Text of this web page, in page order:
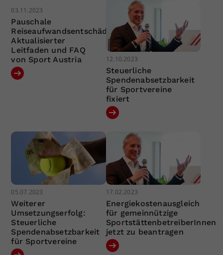
03.11.2023
Pauschale
Reiseaufwandsentschädigung:
Aktualisierter
Leitfaden und FAQ
von Sport Austria
12.10.2023
Steuerliche
Spendenabsetzbarkeit
für Sportvereine
fixiert
05.07.2023
Weiterer
Umsetzungserfolg:
Steuerliche
Spendenabsetzbarkeit
für Sportvereine
17.02.2023
Energiekostenausgleich
für gemeinnützige
SportstättenbetreiberInnen
jetzt zu beantragen